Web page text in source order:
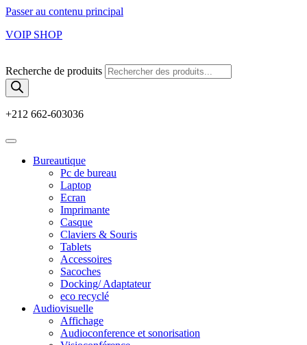
Passer au contenu principal
VOIP SHOP
Recherche de produits
+212 662-603036
Bureautique
Pc de bureau
Laptop
Ecran
Imprimante
Casque
Claviers & Souris
Tablets
Accessoires
Sacoches
Docking/ Adaptateur
eco recyclé
Audiovisuelle
Affichage
Audioconference et sonorisation